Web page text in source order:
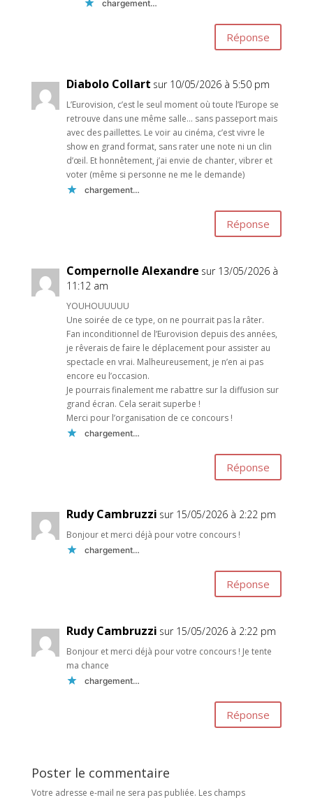
chargement…
Réponse
Diabolo Collart sur 10/05/2026 à 5:50 pm
L’Eurovision, c’est le seul moment où toute l’Europe se
retrouve dans une même salle… sans passeport mais
avec des paillettes. Le voir au cinéma, c’est vivre le
show en grand format, sans rater une note ni un clin
d’œil. Et honnêtement, j’ai envie de chanter, vibrer et
voter (même si personne ne me le demande)
chargement…
Réponse
Compernolle Alexandre sur 13/05/2026 à
11:12 am
YOUHOUUUUU
Une soirée de ce type, on ne pourrait pas la râter.
Fan inconditionnel de l’Eurovision depuis des années,
je rêverais de faire le déplacement pour assister au
spectacle en vrai. Malheureusement, je n’en ai pas
encore eu l’occasion.
Je pourrais finalement me rabattre sur la diffusion sur
grand écran. Cela serait superbe !
Merci pour l’organisation de ce concours !
chargement…
Réponse
Rudy Cambruzzi sur 15/05/2026 à 2:22 pm
Bonjour et merci déjà pour votre concours !
chargement…
Réponse
Rudy Cambruzzi sur 15/05/2026 à 2:22 pm
Bonjour et merci déjà pour votre concours ! Je tente
ma chance
chargement…
Réponse
Poster le commentaire
Votre adresse e-mail ne sera pas publiée. Les champs